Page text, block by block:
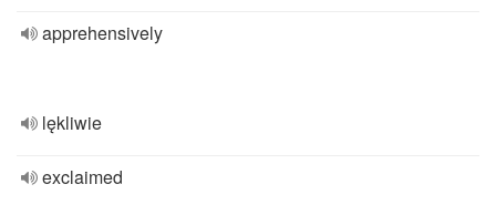
apprehensively
lękliwie
exclaimed